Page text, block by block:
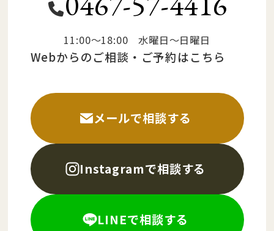
11:00～18:00 水曜日～日曜日
Webからのご相談・ご予約はこちら
メールで相談する
Instagramで相談する
LINEで相談する